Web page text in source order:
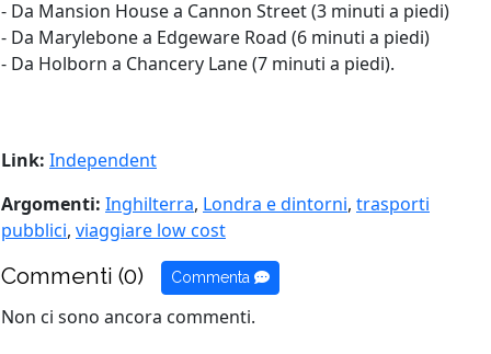
- Da Mansion House a Cannon Street (3 minuti a piedi)
- Da Marylebone a Edgeware Road (6 minuti a piedi)
- Da Holborn a Chancery Lane (7 minuti a piedi).
Link: Independent
Argomenti: Inghilterra, Londra e dintorni, trasporti
pubblici, viaggiare low cost
Commenti (0) Commenta
Non ci sono ancora commenti.